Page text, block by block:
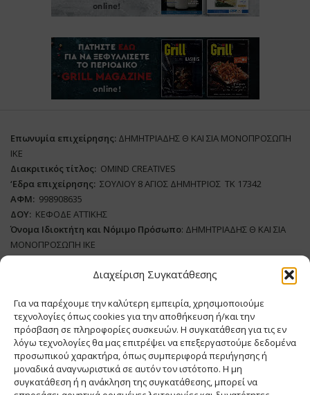
Διαχείριση Συγκατάθεσης
Για να παρέχουμε την καλύτερη εμπειρία, χρησιμοποιούμε
τεχνολογίες όπως cookies για την αποθήκευση ή/και την
πρόσβαση σε πληροφορίες συσκευών. Η συγκατάθεση για τις εν
λόγω τεχνολογίες θα μας επιτρέψει να επεξεργαστούμε δεδομένα
προσωπικού χαρακτήρα, όπως συμπεριφορά περιήγησης ή
μοναδικά αναγνωριστικά σε αυτόν τον ιστότοπο. Η μη
συγκατάθεση ή η ανάκληση της συγκατάθεσης, μπορεί να
Επωνυμία επιχείρησης: ΔΗΜΗΤΡΙΑΔΗΣ Θ ΚΑΙ ΣΙΑ ΜΟΝΟΠΡΟΣΩΠΗ
ΙΚΕ
Διακριτικός τίτλος: ΟΜΙΝD CREATIVES
‘Eδρα επιχείρησης: ΣΟΥΛΙΟΥ 8 ΑΓΙΟΣ ΔΗΜΗΤΡΙΟΣ ΤΚ 17342
ΑΦΜ: 998908635
ΔΟΥ: ΚΕΦΟΔΕ ΑΤΤΙΚΗΣ
Όνομα Ιδιοκτήτη και Νόμιμο Πρόσωπο: ΔΗΜΗΤΡΙΑΔΗΣ Θ ΚΑΙ ΣΙΑ
ΜΟΝΟΠΡΟΣΩΠΗ ΙΚΕ
Διευθυντής Σύνταξης:ΑΘΑΝΑΣΙΟΣ ΑΝΤΩΝΙΟΥ
ΔικαιούχοςDomain:ΔΗΜΗΤΡΙΑΔΗΣ Θ ΚΑΙ ΣΙΑ ΜΟΝΟΠΡΟΣΩΠΗ ΙΚΕ
Διευθυντής: ΕΥΘΥΜΙΑΤΟΥ ΜΑΡΙΑ
Διαχειριστής:
ΕΥΘΥΜΙΑΤΟΥ ΜΑΡΙΑ
Δήλωση Συμμόρφωσης